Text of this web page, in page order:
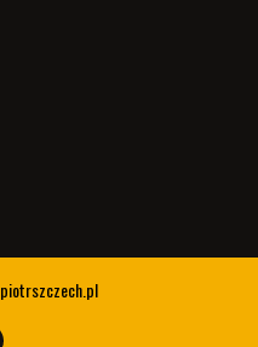
piotrszczech.pl